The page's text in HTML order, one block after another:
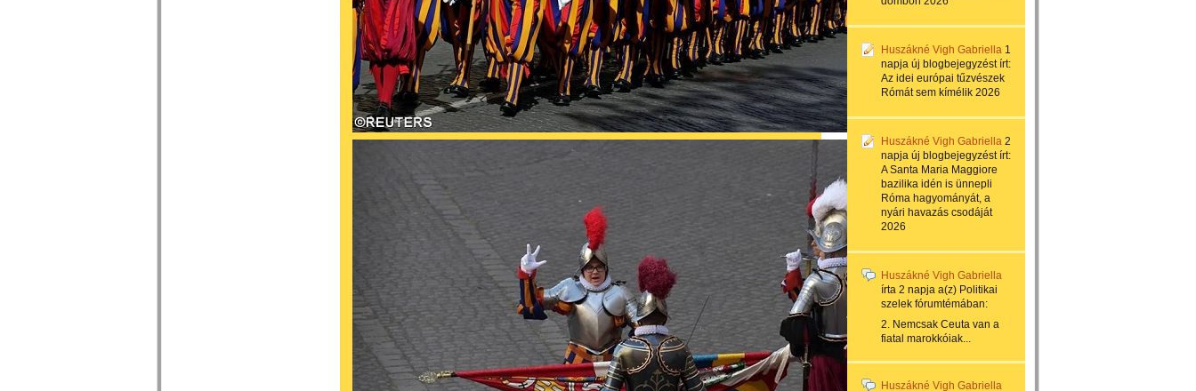
Huszákné Vigh Gabriella 1
napja új blogbejegyzést írt:
Az idei európai tűzvészek
Rómát sem kímélik 2026
Huszákné Vigh Gabriella 2
napja új blogbejegyzést írt:
A Santa Maria Maggiore
bazilika idén is ünnepli
Róma hagyományát, a
nyári havazás csodáját
2026
Huszákné Vigh Gabriella
írta 2 napja a(z) Politikai
szelek fórumtémában:
2. Nemcsak Ceuta van a
fiatal marokkóiak...
Huszákné Vigh Gabriella